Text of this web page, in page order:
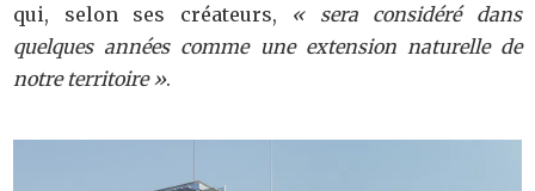
qui, selon ses créateurs, « sera considéré dans
quelques années comme une extension naturelle de
notre territoire ».